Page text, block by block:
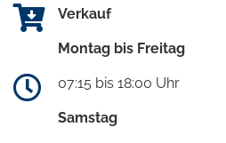
Verkauf
Montag bis Freitag
07:15 bis 18:00 Uhr
Samstag